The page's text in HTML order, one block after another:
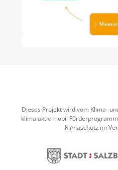
Dieses Projekt wird vom Klima-
klima:aktiv mobil
Klimaschutz im